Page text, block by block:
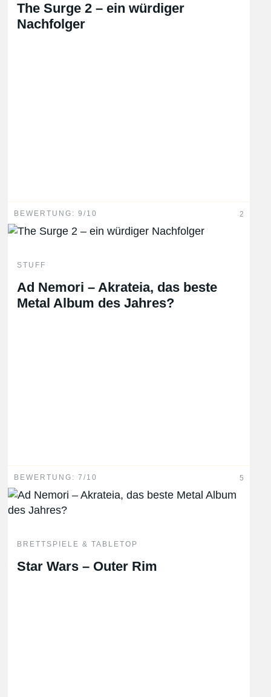
The Surge 2 – ein würdiger
Nachfolger
BEWERTUNG: 9/10 2
STUFF
Ad Nemori – Akrateia, das beste
Metal Album des Jahres?
BEWERTUNG: 7/10 5
BRETTSPIELE & TABLETOP
Star Wars – Outer Rim